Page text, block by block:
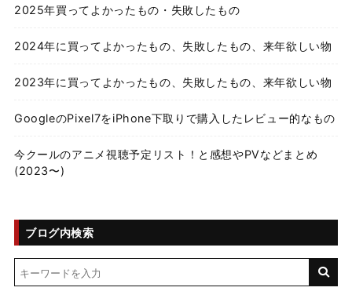
2025年買ってよかったもの・失敗したもの
2024年に買ってよかったもの、失敗したもの、来年欲しい物
2023年に買ってよかったもの、失敗したもの、来年欲しい物
GoogleのPixel7をiPhone下取りで購入したレビュー的なもの
今クールのアニメ視聴予定リスト！と感想やPVなどまとめ
(2023〜)
ブログ内検索